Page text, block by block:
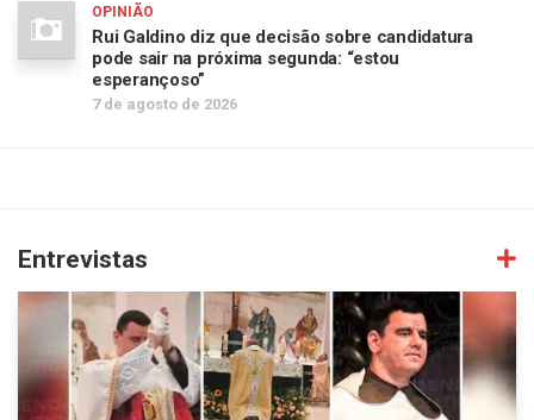
OPINIÃO
Rui Galdino diz que decisão sobre candidatura
pode sair na próxima segunda: “estou
esperançoso”
7 de agosto de 2026
Entrevistas